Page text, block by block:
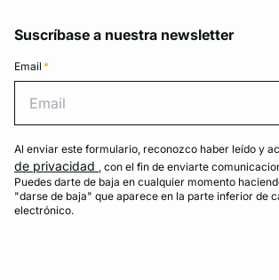
Suscríbase a nuestra newsletter
Email *
Al enviar este formulario, reconozco haber leído y
de privacidad , con el fin de enviarte
Puedes darte de baja en cualquier momento
"darse de baja" que aparece en la parte inferior de
electrónico.